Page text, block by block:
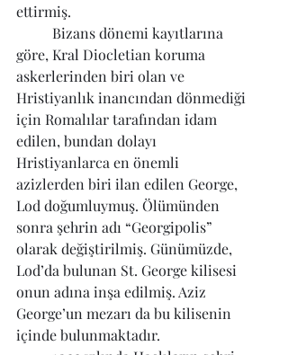
ettirmiş.
göre, Kral Diocletian koruma
askerlerinden biri olan ve
Hristiyanlık inancından dönmediği
için Romalılar tarafından idam
edilen, bundan dolayı
Hristiyanlarca en önemli
azizlerden biri ilan edilen George,
Lod doğumluymuş. Ölümünden
sonra şehrin adı “Georgipolis”
olarak değiştirilmiş. Günümüzde,
Lod’da bulunan St. George kilisesi
onun adına inşa edilmiş. Aziz
George’un mezarı da bu kilisenin
içinde bulunmaktadır.